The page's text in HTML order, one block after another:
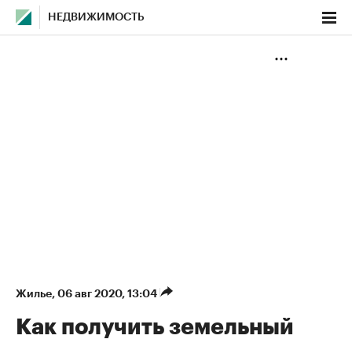
НЕДВИЖИМОСТЬ
Жилье⁠, 06 авг 2020, 13:04
Как получить земельный